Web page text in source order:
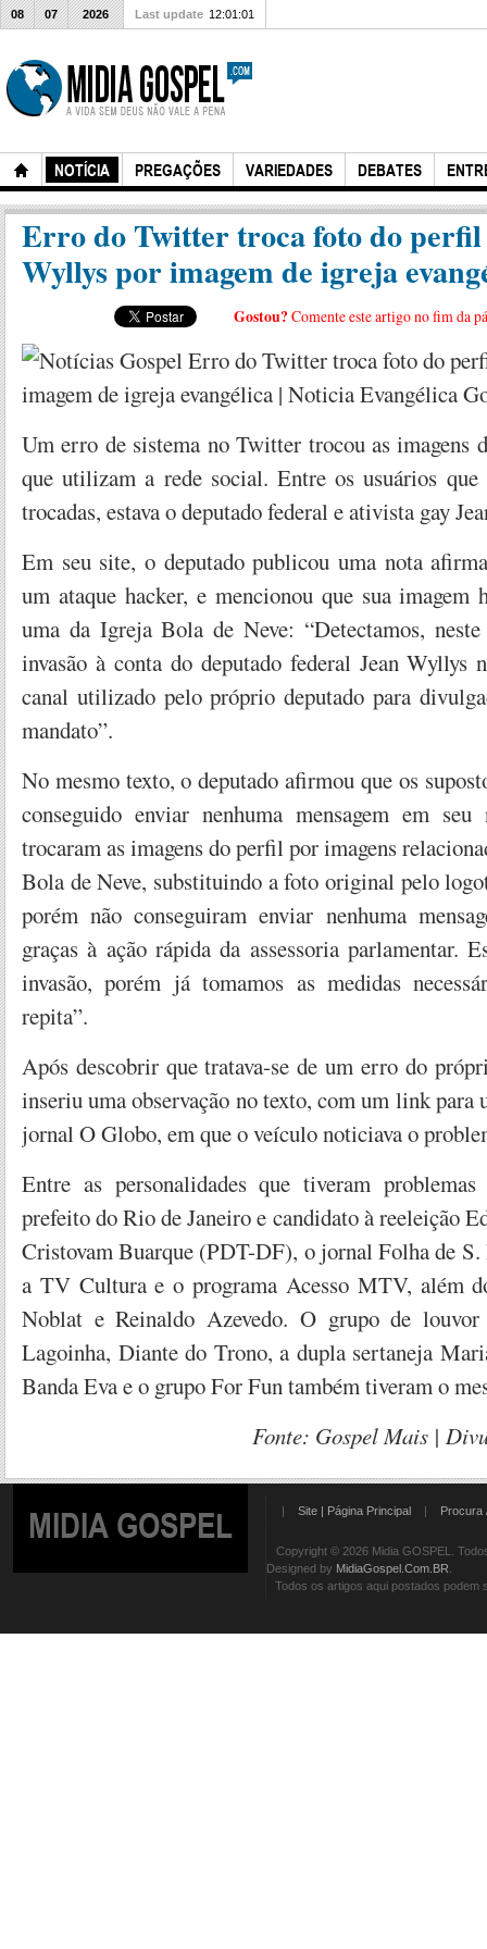
NOTÍCIA PREGAÇÕES VARIEDADES DEBATES
08 07 2026 Last update 12:01:01
Erro do Twitter troca foto do perfil
Wyllys por imagem de igreja
Gostou? Comente este artigo no fim da
Um erro de sistema no Twitter trocou as imagens
que utilizam a rede social. Entre os usuários que
trocadas, estava o deputado federal e ativista gay
Em seu site, o deputado publicou uma nota
um ataque hacker, e mencionou que sua imagem
uma da Igreja Bola de Neve: “Detectamos,
invasão à conta do deputado federal Jean Wyllys
canal utilizado pelo próprio deputado para
mandato”.
No mesmo texto, o deputado afirmou que os
conseguido enviar nenhuma mensagem em seu
trocaram as imagens do perfil por imagens
Bola de Neve, substituindo a foto original pelo
porém não conseguiram enviar nenhuma
graças à ação rápida da assessoria parlamentar.
invasão, porém já tomamos as medidas
repita”.
Após descobrir que tratava-se de um erro do
inseriu uma observação no texto, com um link para
jornal O Globo, em que o veículo noticiava o
Entre as personalidades que tiveram
prefeito do Rio de Janeiro e candidato à reeleição
Cristovam Buarque (PDT-DF), o jornal Folha de S.
a TV Cultura e o programa Acesso MTV, além
Noblat e Reinaldo Azevedo. O grupo de
Lagoinha, Diante do Trono, a dupla sertaneja
Banda Eva e o grupo For Fun também tiveram o
Fonte: Gospel Mais |
MIDIA GOSPEL | Site | Página Principal | Procura
Copyright © 2026 Midia GOSPEL.
Designed by MidiaGospel.Com.BR
Todos os artigos aqui postados podem